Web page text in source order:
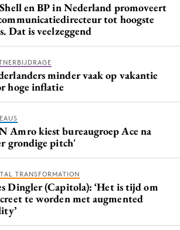
en BP in Nederland promoveert
tot hoogste
Dat is veelzeggend
minder vaak op vakantie
hoge inflatie
Amro kiest bureaugroep Ace na
grondige pitch'
TRANSFORMATION
Dingler (Capitola): ‘Het is tijd om
te worden met augmented